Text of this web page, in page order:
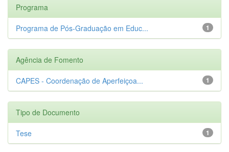
Programa
1
Programa de Pós-Graduação em Educ...
Agência de Fomento
1
CAPES - Coordenação de Aperfeiçoa...
Tipo de Documento
1
Tese